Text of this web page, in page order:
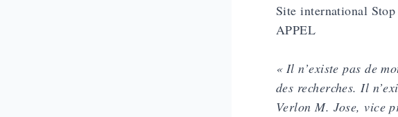
Site international
APPEL
« Il n’existe pas de
des recherches. Il
Verlon M. Jose, vice